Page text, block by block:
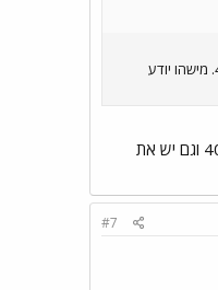
עוד משהו: היום נצפתה בקו 4 נהגת ממוצא אתיופי( רק לשם זיהוי!) וביום שני שעבר נהגו שתי נהגות אחרות בקו 4. מישהו יודע
השם הפרטי, אלא שחייבים ל'תקוע' איזה שהוא מספר (גם אי אפשר להציב אות של שם משפחה בלבד). אמרתי לעצמי יאללה. גם השתחררתי מגדוד 404 וגם יש את
#7